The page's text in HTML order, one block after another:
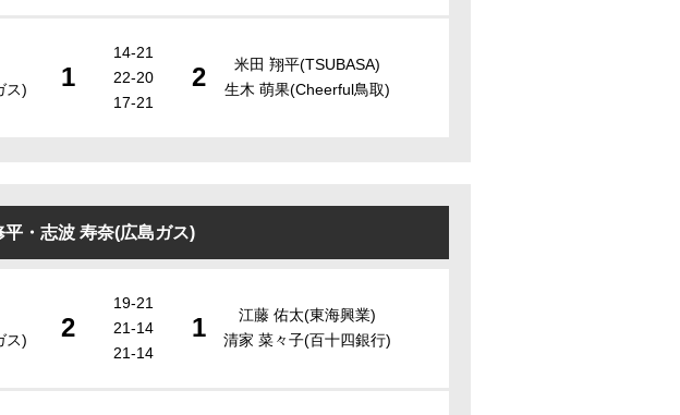
ス)
1
14-21
22-20
17-21
2
米田 翔平(TSUBASA)
生木 萌果(Cheerful鳥取)
平 ・ 志波 寿奈(広島ガス)
ス)
2
19-21
21-14
21-14
1
江藤 佑太(東海興業)
清家 菜々子(百十四銀行)